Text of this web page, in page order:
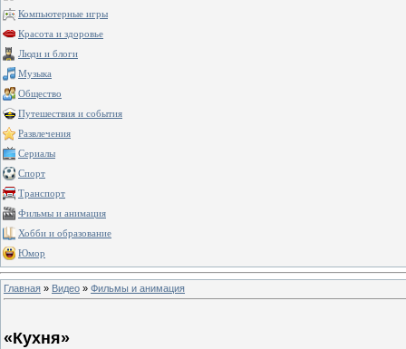
Компьютерные игры
Красота и здоровье
Люди и блоги
Музыка
Общество
Путешествия и события
Развлечения
Сериалы
Спорт
Транспорт
Фильмы и анимация
Хобби и образование
Юмор
Главная » Видео » Фильмы и анимация
«Кухня»